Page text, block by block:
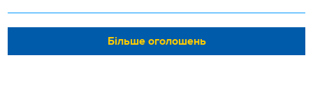
Більше оголошень